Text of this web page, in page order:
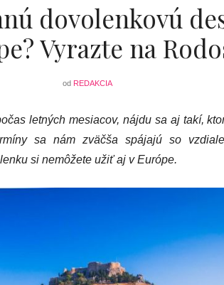
dovolenkovú
Vyrazte na
od REDAKCIA
letných mesiacov, nájdu sa aj takí,
sa nám zväčša spájajú so
si nemôžete užiť aj v Európe.